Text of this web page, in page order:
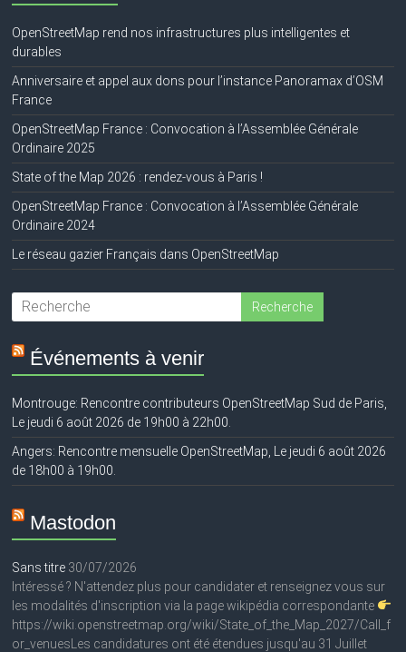
OpenStreetMap rend nos infrastructures plus intelligentes et
durables
Anniversaire et appel aux dons pour l’instance Panoramax d’OSM
France
OpenStreetMap France : Convocation à l’Assemblée Générale
Ordinaire 2025
State of the Map 2026 : rendez-vous à Paris !
OpenStreetMap France : Convocation à l’Assemblée Générale
Ordinaire 2024
Le réseau gazier Français dans OpenStreetMap
Événements à venir
Montrouge: Rencontre contributeurs OpenStreetMap Sud de Paris,
Le jeudi 6 août 2026 de 19h00 à 22h00.
Angers: Rencontre mensuelle OpenStreetMap, Le jeudi 6 août 2026
de 18h00 à 19h00.
Mastodon
Sans titre 30/07/2026
Intéressé ? N'attendez plus pour candidater et renseignez vous sur
les modalités d'inscription via la page wikipédia correspondante
https://wiki.openstreetmap.org/wiki/State_of_the_Map_2027/Call_f
or_venuesLes candidatures ont été étendues jusqu'au 31 Juillet